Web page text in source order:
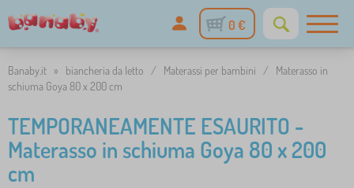
0 €
Banaby.it » biancheria da letto / Materassi per bambini /
Materasso in
schiuma Goya 80 x 200 cm
TEMPORANEAMENTE ESAURITO -
Materasso in schiuma Goya 80 x 200
cm